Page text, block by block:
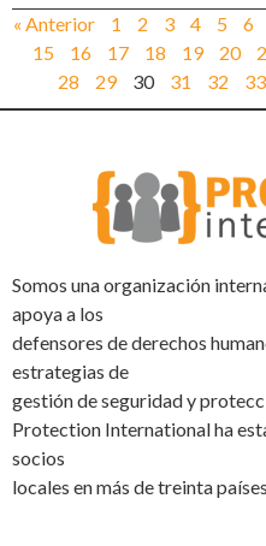
« Anterior 1 2 3 4 5 6
15
16 17 18 19 20
28
29 30 31 32 33
Somos una organización
apoya a los
defensores de derechos
estrategias de
gestión de seguridad y
Protection International ha
socios
locales en más de treinta